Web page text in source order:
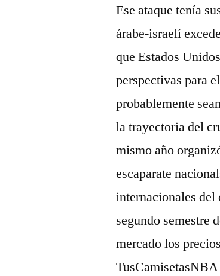
Ese ataque tenía
árabe-israelí
que Estados
perspectivas para
probablemente
la trayectoria del
mismo año
escaparate
internacionales del
segundo semestre
mercado los